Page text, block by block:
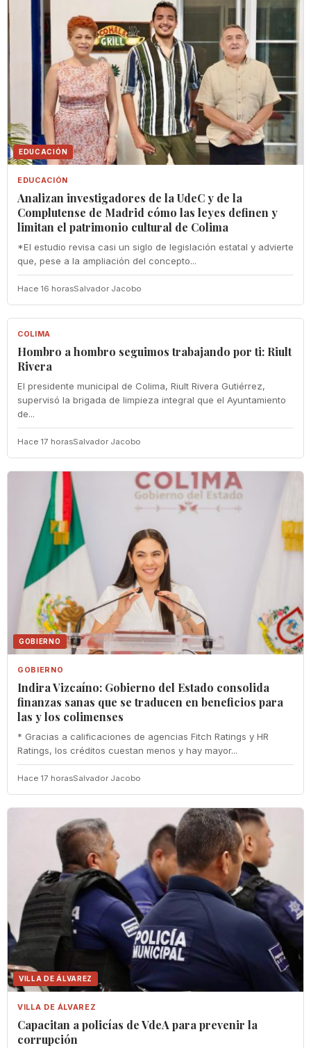
EDUCACIÓN
EDUCACIÓN
Analizan investigadores de la UdeC y de la
Complutense de Madrid cómo las leyes definen y
limitan el patrimonio cultural de Colima
*El estudio revisa casi un siglo de legislación estatal y advierte
que, pese a la ampliación del concepto...
Hace 16 horasSalvador Jacobo
COLIMA
COLIMA
Hombro a hombro seguimos trabajando por ti: Riult
Rivera
El presidente municipal de Colima, Riult Rivera Gutiérrez,
supervisó la brigada de limpieza integral que el Ayuntamiento
de...
Hace 17 horasSalvador Jacobo
GOBIERNO
GOBIERNO
Indira Vizcaíno: Gobierno del Estado consolida
finanzas sanas que se traducen en beneficios para
las y los colimenses
* Gracias a calificaciones de agencias Fitch Ratings y HR
Ratings, los créditos cuestan menos y hay mayor...
Hace 17 horasSalvador Jacobo
VILLA DE ÁLVAREZ
VILLA DE ÁLVAREZ
‎Capacitan a policías de VdeA ‎para prevenir la
corrupción